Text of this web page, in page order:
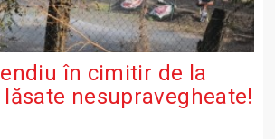
în cimitir de la
nesupravegheate!